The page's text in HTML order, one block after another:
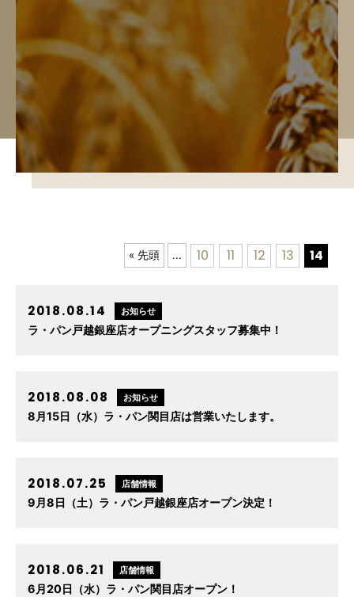
« 先頭 ... 10 11 12 13 14
2018.08.14 お知らせ
ラ・パン戸越銀座店オープニングスタッフ募集中！
2018.08.08 お知らせ
8月15日（水）ラ・パン関目店は営業いたします。
2018.07.25 店舗情報
9月8日（土）ラ・パン戸越銀座店オープン決定！
2018.06.21 店舗情報
6月20日（水）ラ・パン関目店オープン！